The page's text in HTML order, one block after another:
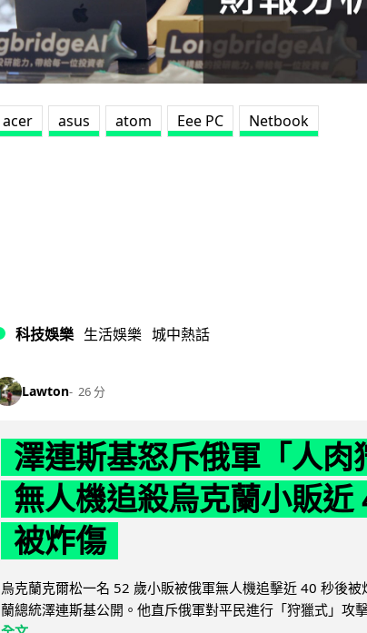
acer asus atom Eee PC Netbook
科技娛樂 生活娛樂 城中熱話
Lawton 26 分
澤連斯基怒斥俄軍「人肉
無人機追殺烏克蘭小販近
被炸傷
烏克蘭克爾松一名 52 歲小販被俄軍無人機追擊近 40 秒後
蘭總統澤連斯基公開。他直斥俄軍對平民進行「狩獵式」攻